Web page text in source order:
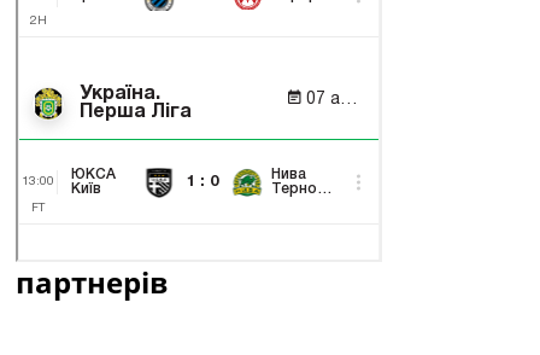
партнерів